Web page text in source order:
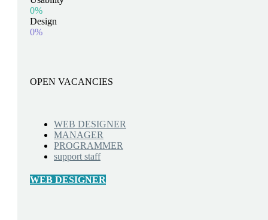
0%
Design
0%
OPEN VACANCIES
WEB DESIGNER
MANAGER
PROGRAMMER
support staff
WEB DESIGNER